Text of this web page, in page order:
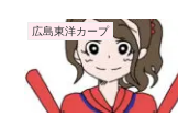
広島東洋カープ